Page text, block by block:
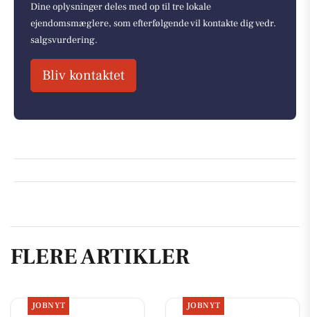
Dine oplysninger deles med op til tre lokale
ejendomsmæglere, som efterfølgende vil kontakte dig vedr.
salgsvurdering.
Bliv kontaktet
FLERE ARTIKLER
JOBNYT JOBNYT